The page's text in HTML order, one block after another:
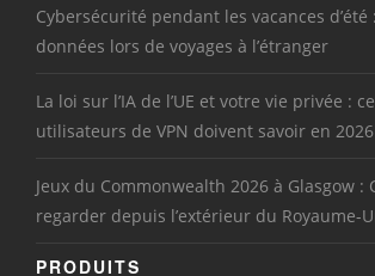
Cybersécurité pendant les vacances
données lors de voyages à l’étranger
La loi sur l’IA de l’UE et votre vie privée :
utilisateurs de VPN doivent savoir en 2026
Jeux du Commonwealth 2026 à Glasgow :
regarder depuis l’extérieur du Royaume-
PRODUITS